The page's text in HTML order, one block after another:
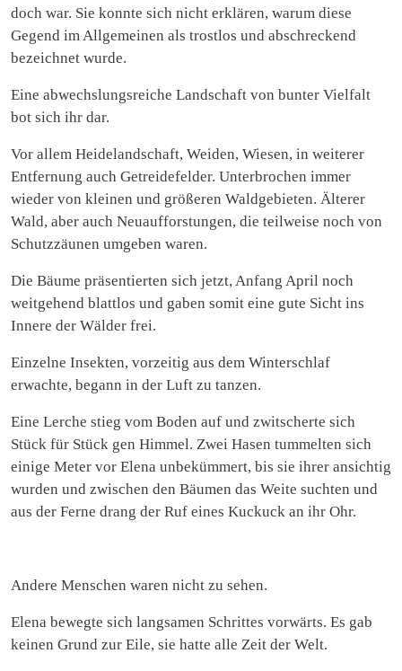
doch war. Sie konnte sich nicht erklären, warum diese
Gegend im Allgemeinen als trostlos und abschreckend
bezeichnet wurde.
Eine abwechslungsreiche Landschaft von bunter Vielfalt
bot sich ihr dar.
Vor allem Heidelandschaft, Weiden, Wiesen, in weiterer
Entfernung auch Getreidefelder. Unterbrochen immer
wieder von kleinen und größeren Waldgebieten. Älterer
Wald, aber auch Neuaufforstungen, die teilweise noch von
Schutzzäunen umgeben waren.
Die Bäume präsentierten sich jetzt, Anfang April noch
weitgehend blattlos und gaben somit eine gute Sicht ins
Innere der Wälder frei.
Einzelne Insekten, vorzeitig aus dem Winterschlaf
erwachte, begann in der Luft zu tanzen.
Eine Lerche stieg vom Boden auf und zwitscherte sich
Stück für Stück gen Himmel. Zwei Hasen tummelten sich
einige Meter vor Elena unbekümmert, bis sie ihrer ansichtig
wurden und zwischen den Bäumen das Weite suchten und
aus der Ferne drang der Ruf eines Kuckuck an ihr Ohr.
Andere Menschen waren nicht zu sehen.
Elena bewegte sich langsamen Schrittes vorwärts. Es gab
keinen Grund zur Eile, sie hatte alle Zeit der Welt.